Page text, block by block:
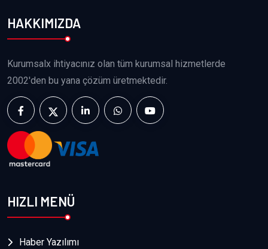
HAKKIMIZDA
Kurumsalx ihtiyacınız olan tüm kurumsal hizmetlerde
2002'den bu yana çözüm üretmektedir.
HIZLI MENÜ
Haber Yazılımı